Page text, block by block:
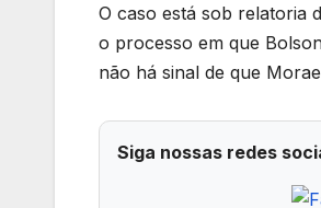
O caso está sob relatoria
o processo em que
não há sinal de que
Siga nossas redes